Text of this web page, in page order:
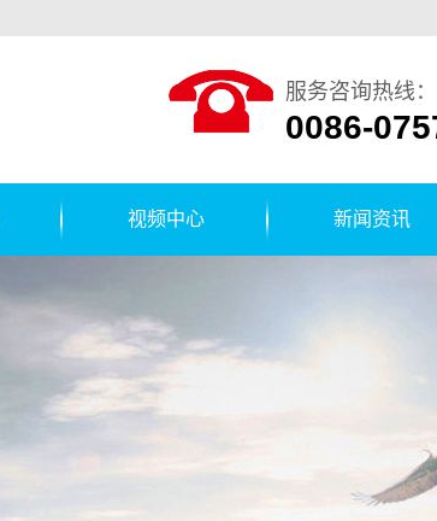
服务咨询热线：
0086-
视频中心 新闻资讯